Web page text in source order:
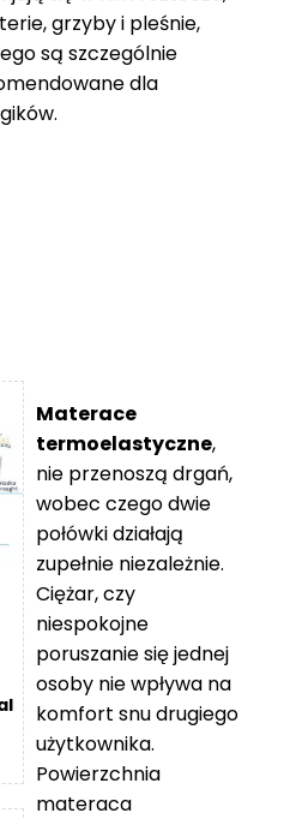
do
8
739 zł
grzyby i pleśnie,
są szczególnie
dla
Materace
termoelastyczne,
nie przenoszą drgań,
wobec czego dwie
połówki działają
zupełnie niezależnie.
Ciężar, czy
niespokojne
poruszanie się jednej
osoby nie wpływa na
komfort snu drugiego
użytkownika.
Powierzchnia
materaca